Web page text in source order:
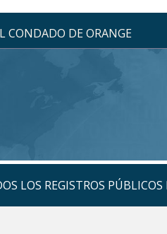
CONDADO DE ORANGE
LOS REGISTROS